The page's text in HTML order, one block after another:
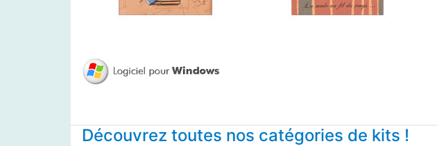
Découvrez toutes nos catégories de kits !